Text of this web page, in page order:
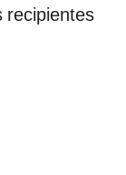
recipientes